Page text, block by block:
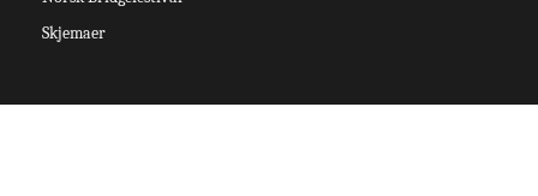
Skjemaer